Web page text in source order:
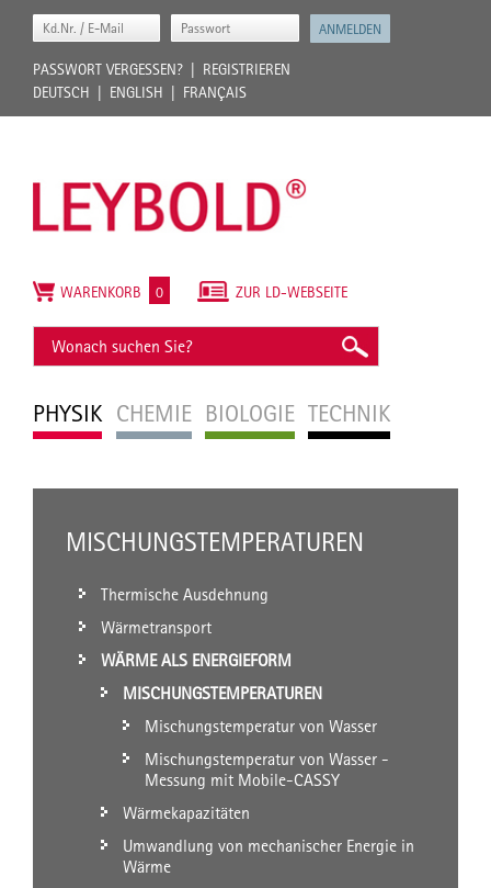
PASSWORT VERGESSEN?
REGISTRIEREN
DEUTSCH
ENGLISH FRANÇAIS
PHYSIK CHEMIE BIOLOGIE TECHNIK
ZUR LD-WEBSEITE
WARENKORB 0
MISCHUNGSTEMPERATUREN
Thermische Ausdehnung
Wärmetransport
WÄRME ALS ENERGIEFORM
MISCHUNGSTEMPERATUREN
Mischungstemperatur von Wasser
Mischungstemperatur von Wasser -
Messung mit Mobile-CASSY
Wärmekapazitäten
Umwandlung von mechanischer Energie in
Wärme